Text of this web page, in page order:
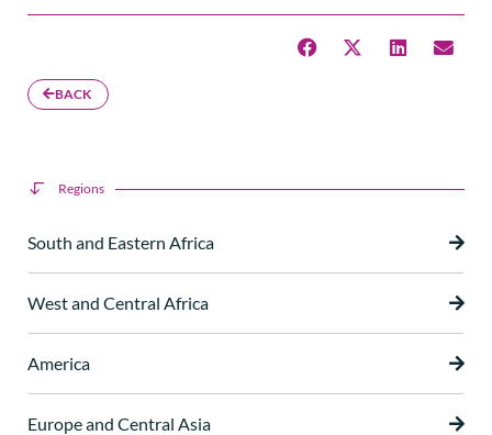
BACK
Regions
South and Eastern Africa
West and Central Africa
America
Europe and Central Asia